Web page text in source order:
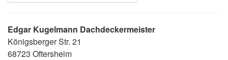
Edgar Kugelmann Dachdeckermeister
Königsberger Str. 21
68723 Oftersheim